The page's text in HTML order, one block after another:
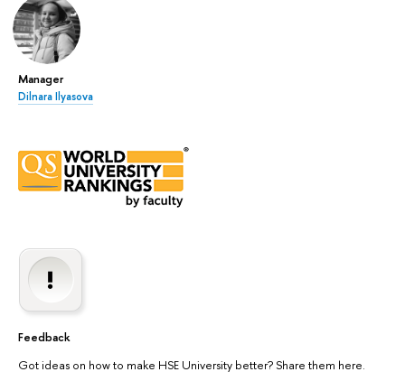
Manager
Dilnara Ilyasova
Feedback
Got ideas on how to make HSE University better? Share them here.